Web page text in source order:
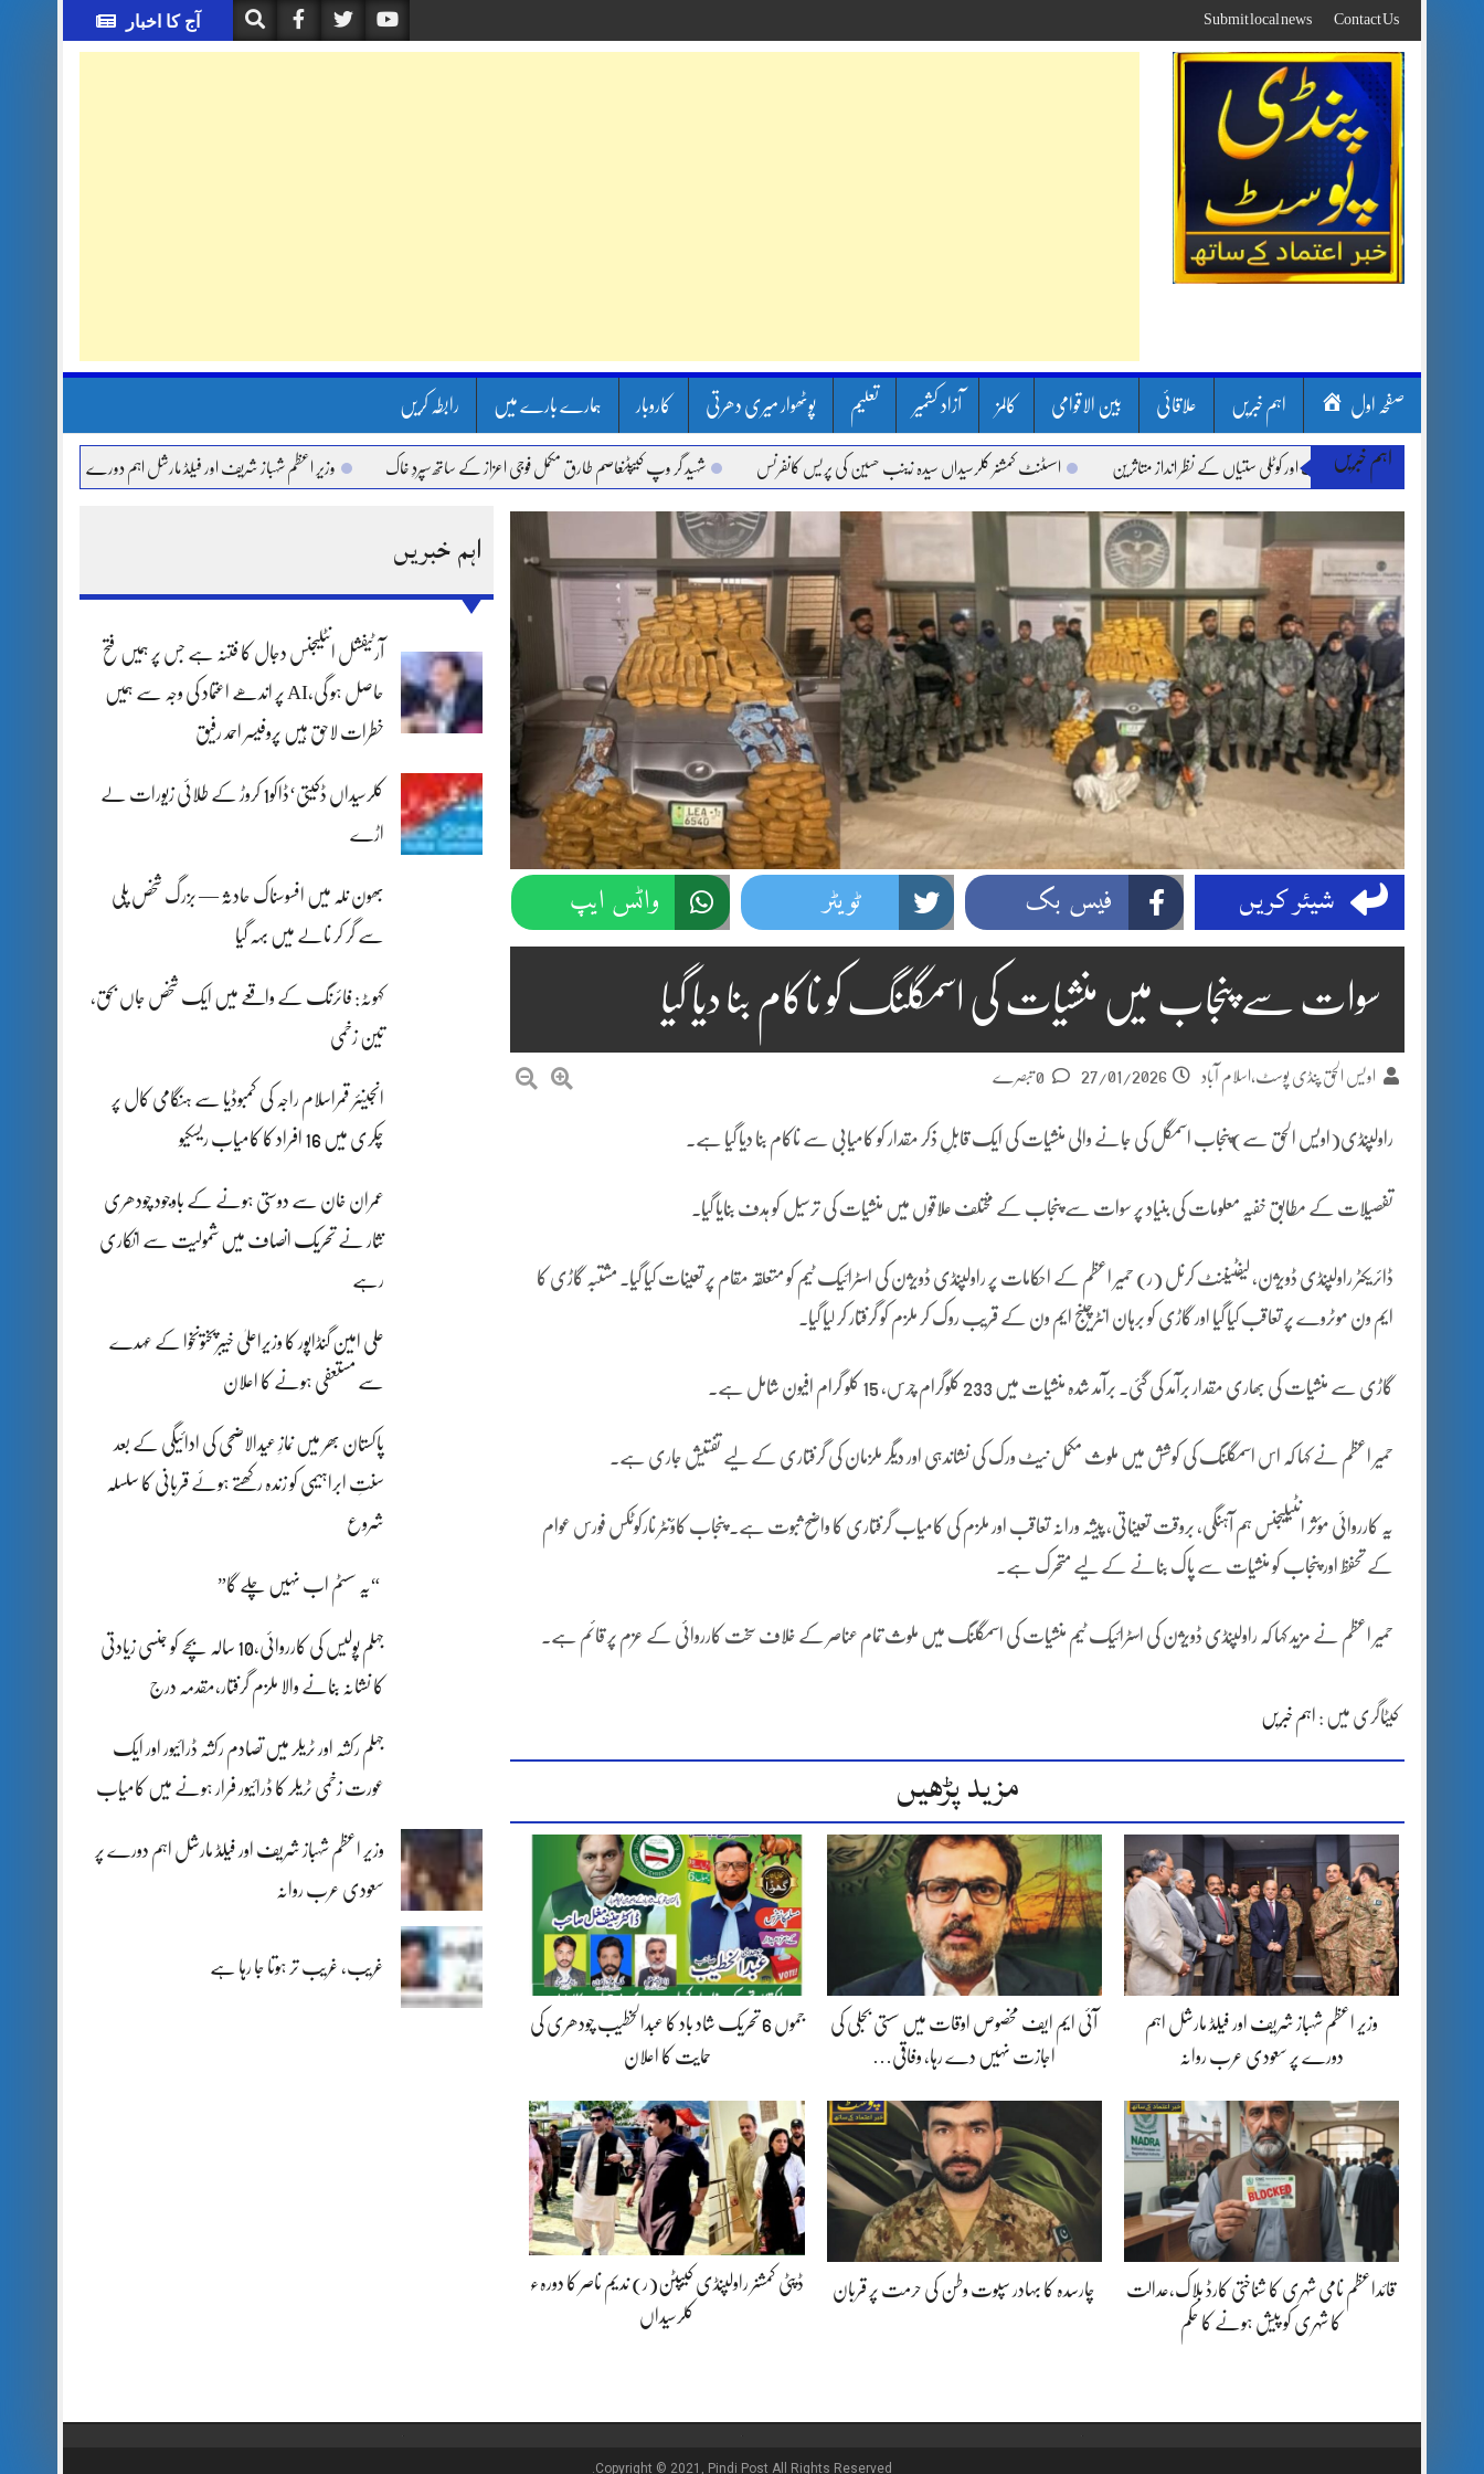
to
content
آج کا اخبار Contact Us
Submit local news
صفحہ اول اہم خبریں علاقائی بین الاقوامی کالمز آزاد کشمیر تعلیم پوٹھوار میری دھرتی کاروبار ہمارے بارے میں رابطہ کریں
اہم خبریں
بارشیں، لینڈ سلائیڈنگ اور کوٹلی ستیاں کے نظر انداز متاثرین اسسٹنٹ کمشنر کلرسیداں سیدہ زینب حسین کی پریس کانفرنس شہید گر وپ کیپٹنعاصم طارق مکمل فوجی اعزاز کے ساتھ سپردِ خاک وزیر اعظم شہباز شریف اور فیلڈ مارشل اہم دورے پر سعودی عرب روانہ
اہم خبریں
آرٹیفشل انٹلیجنس دجال کا فتنہ ہے جس پر ہمیں فتح
حاصل ہو گی،AI پر اندھے اعتماد کی وجہ سے ہمیں
خطرات لاحق ہیں پروفیسر احمد رفیق
کلرسیداں ڈکیتی‘ڈاکو1 کروڑ کے طلائی زیورات لے
اڑے
بھون نلہ میں افسوسناک حادثہ — بزرگ شخص پلی
سے گر کر نالے میں بہہ گیا
کہوٹہ: فائرنگ کے واقعے میں ایک شخص جاں بحق،
تین زخمی
انجینئر قمراسلام راجہ کی کمبوڈیا سے ہنگامی کال پر
چکری میں 16 افراد کا کامیاب ریسکیو
عمران خان سے دوستی ہونے کے باوجود چودھری
نثار نے تحریک انصاف میں شمولیت سے انکاری
رہے
علی امین گنڈاپور کا وزیراعلیٰ خیبرپختونخوا کے عہدے
سے مستعفی ہونے کا اعلان
پاکستان بھر میں نمازِ عیدالاضحی کی ادائیگی کے بعد
سنتِ ابراہیمی کو زندہ رکھتے ہوئے قربانی کا سلسلہ
شروع
“یہ سسٹم اب نہیں چلے گا”
جہلم پولیس کی کارروائی،10 سالہ بچے کو جنسی زیادتی
کا نشانہ بنانے والا ملزم گرفتار،مقدمہ درج
جہلم رکشہ اور ٹریلر میں تصادم رکشہ ڈرائیور اور ایک
عورت زخمی ٹریلر کا ڈرائیور فرار ہونے میں کامیاب
وزیر اعظم شہباز شریف اور فیلڈ مارشل اہم دورے پر
سعودی عرب روانہ
غریب، غریب تر ہوتا جا رہا ہے
شیئر کریں فیس بک ٹویٹر واٹس ایپ
سوات سے پنجاب میں منشیات کی اسمگلنگ کو ناکام بنا دیا گیا
اویس الحق پنڈی پوسٹ،اسلام آباد 27/01/2026
راولپنڈی(اویس الحق سے)پنجاب اسمگل کی جانے والی منشیات کی ایک قابلِ ذکر مقدار کو کامیابی سے ناکام بنا دیا گیا ہے۔
تفصیلات کے مطابق خفیہ معلومات کی بنیاد پر سوات سے پنجاب کے مختلف علاقوں میں منشیات کی ترسیل کو ہدف بنایا گیا۔
ڈائریکٹر راولپنڈی ڈویژن، لیفٹیننٹ کرنل (ر) حمیر اعظم کے احکامات پر راولپنڈی ڈویژن کی اسٹرائیک ٹیم کو متعلقہ مقام پر تعینات کیا گیا۔ مشتبہ گاڑی کا
ایم ون موٹروے پر تعاقب کیا گیا اور گاڑی کو برہان انٹرچینج ایم ون کے قریب روک کر ملزم کو گرفتار کر لیا گیا۔
گاڑی سے منشیات کی بھاری مقدار برآمد کی گئی۔ برآمد شدہ منشیات میں 233 کلوگرام چرس، 15 کلو گرام افیون شامل ہے۔
حمیر اعظم نے کہا کہ اس اسمگلنگ کی کوشش میں ملوث مکمل نیٹ ورک کی نشاندہی اور دیگر ملزمان کی گرفتاری کے لیے تفتیش جاری ہے۔
یہ کارروائی مؤثر انٹیلیجنس ہم آہنگی، بروقت تعیناتی، پیشہ ورانہ تعاقب اور ملزم کی کامیاب گرفتاری کا واضح ثبوت ہے۔ پنجاب کاؤنٹر نارکوٹکس فورس عوام
کے تحفظ اور پنجاب کو منشیات سے پاک بنانے کے لیے متحرک ہے۔
حمیر اعظم نے مزید کہا کہ راولپنڈی ڈویژن کی اسٹرائیک ٹیم منشیات کی اسمگلنگ میں ملوث تمام عناصر کے خلاف سخت کارروائی کے عزم پر قائم ہے۔
کیٹاگری میں : اہم خبریں
مزید پڑھیں
وزیر اعظم شہباز شریف اور فیلڈ مارشل اہم
دورے پر سعودی عرب روانہ
آئی ایم ایف مخصوص اوقات میں سستی بجلی کی
اجازت نہیں دے رہا، وفاقی…
جموں 6 تحریک شاد باد کا عبدالخطیب چودھری کی
حمایت کا اعلان
قائداعظم نامی شہری کا شناختی کارڈ بلاک،عدالت
کا شہری کو پیش ہونے کا حکم
چارسدہ کا بہادر سپوت وطن کی حرمت پر قربان
ڈپٹی کمشنر راولپنڈی کیپٹن(ر) ندیم ناصر کا دورہء
کلرسیداں
Copyright © 2021, Pindi Post All Rights Reserved.